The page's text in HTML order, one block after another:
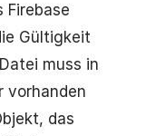
Firebase
Gültigkeit
muss in
vorhanden
das